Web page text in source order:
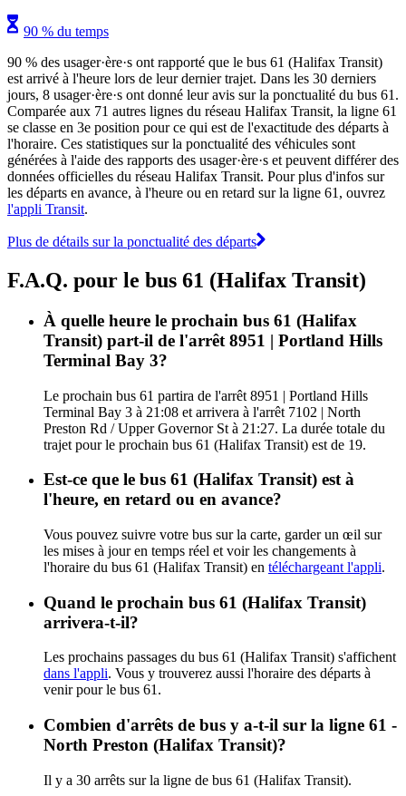
90 % du temps
90 % des usager·ère·s ont rapporté que le bus 61 (Halifax Transit)
est arrivé à l'heure lors de leur dernier trajet. Dans les 30 derniers
jours, 8 usager·ère·s ont donné leur avis sur la ponctualité du bus 61.
Comparée aux 71 autres lignes du réseau Halifax Transit, la ligne 61
se classe en 3e position pour ce qui est de l'exactitude des départs à
l'horaire. Ces statistiques sur la ponctualité des véhicules sont
générées à l'aide des rapports des usager·ère·s et peuvent différer des
données officielles du réseau Halifax Transit. Pour plus d'infos sur
les départs en avance, à l'heure ou en retard sur la ligne 61, ouvrez
l'appli Transit.
Plus de détails sur la ponctualité des départs
F.A.Q. pour le bus 61 (Halifax Transit)
À quelle heure le prochain bus 61 (Halifax
Transit) part-il de l'arrêt 8951 | Portland Hills
Terminal Bay 3?
Le prochain bus 61 partira de l'arrêt 8951 | Portland Hills
Terminal Bay 3 à 21:08 et arrivera à l'arrêt 7102 | North
Preston Rd / Upper Governor St à 21:27. La durée totale du
trajet pour le prochain bus 61 (Halifax Transit) est de 19.
Est-ce que le bus 61 (Halifax Transit) est à
l'heure, en retard ou en avance?
Vous pouvez suivre votre bus sur la carte, garder un œil sur
les mises à jour en temps réel et voir les changements à
l'horaire du bus 61 (Halifax Transit) en téléchargeant l'appli.
Quand le prochain bus 61 (Halifax Transit)
arrivera-t-il?
Les prochains passages du bus 61 (Halifax Transit) s'affichent
dans l'appli. Vous y trouverez aussi l'horaire des départs à
venir pour le bus 61.
Combien d'arrêts de bus y a-t-il sur la ligne 61 -
North Preston (Halifax Transit)?
Il y a 30 arrêts sur la ligne de bus 61 (Halifax Transit).